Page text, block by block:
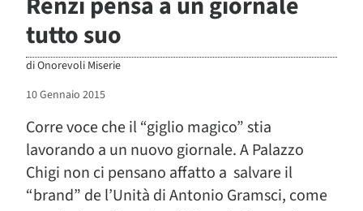
tutto suo
diOnorevoli Miserie
10 Gennaio 2015
Corre voce che il “giglio magico” stia
lavorando a un nuovo giornale. A Palazzo
Chigi non ci pensano affatto a salvare il
“brand” de l’Unità di Antonio Gramsci, come